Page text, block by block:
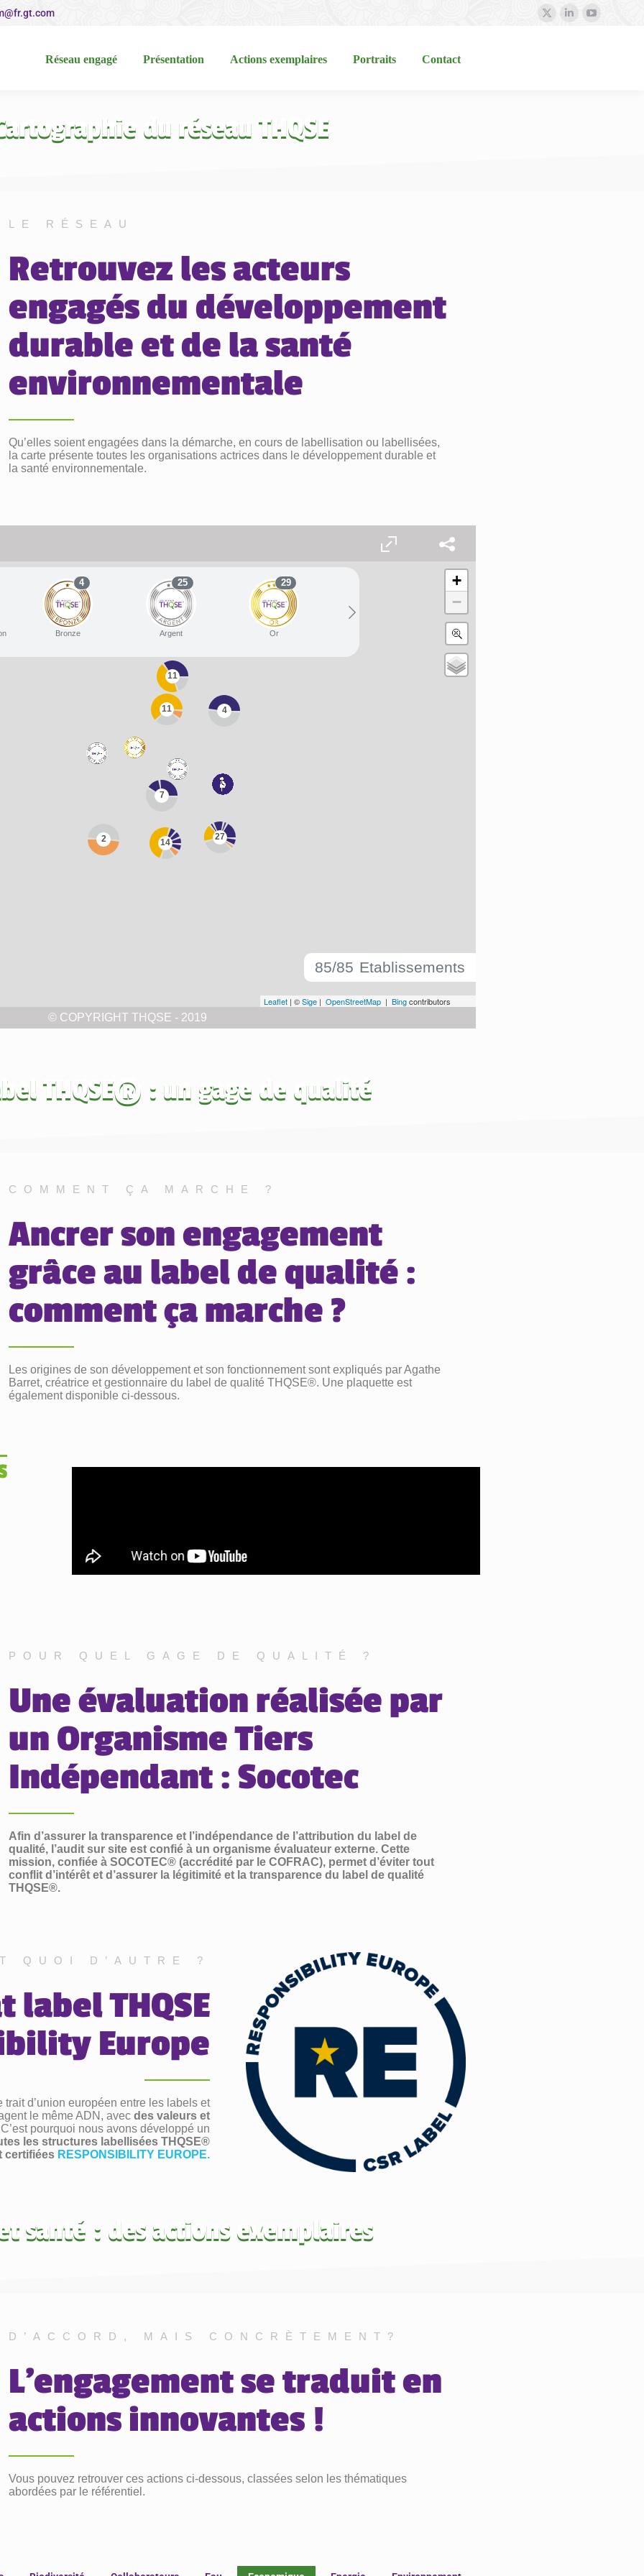
Réseau engagé Présentation Actions exemplaires Portraits Contact
du réseau THQSE
LE RÉSEAU
Retrouvez les acteurs
engagés du développement
durable et de la santé
environnementale
Qu’elles soient engagées dans la démarche, en cours de labellisation ou labellisées,
la carte présente toutes les organisations actrices dans le développement durable et
la santé environnementale.
THQSE® : un gage de qualité
COMMENT ÇA MARCHE ?
Ancrer son engagement
grâce au label de qualité :
comment ça marche ?
Les origines de son développement et son fonctionnement sont expliqués par Agathe
Barret, créatrice et gestionnaire du label de qualité THQSE®. Une plaquette est
également disponible ci-dessous.
POUR QUEL GAGE DE QUALITÉ ?
Une évaluation réalisée par
un Organisme Tiers
Indépendant : Socotec
Afin d’assurer la transparence et l’indépendance de l’attribution du label de
qualité, l’audit sur site est confié à un organisme évaluateur externe. Cette
mission, confiée à SOCOTEC® (accrédité par le COFRAC), permet d’éviter tout
conflit d’intérêt et d’assurer la légitimité et la transparence du label de qualité
THQSE®.
QUOI D’AUTRE ?
THQSE
Europe
d’union européen entre les labels et
le même ADN, avec des valeurs et
pourquoi nous avons développé un
les structures labellisées THQSE®
certifiées RESPONSIBILITY EUROPE.
santé : des actions exemplaires
D’ACCORD, MAIS CONCRÈTEMENT?
L'engagement se traduit en
actions innovantes !
Vous pouvez retrouver ces actions ci-dessous, classées selon les thématiques
abordées par le référentiel.
Réseau engagé